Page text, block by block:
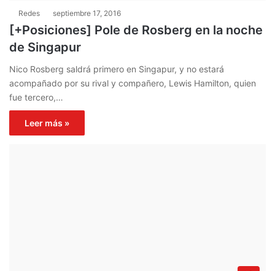
Redes septiembre 17, 2016
[+Posiciones] Pole de Rosberg en la noche
de Singapur
Nico Rosberg saldrá primero en Singapur, y no estará
acompañado por su rival y compañero, Lewis Hamilton, quien
fue tercero,…
Leer más »